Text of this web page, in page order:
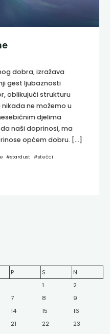
dobra, izražava
gest ljubaznosti
oblikujući strukturu
ne možemo u
djelima
naši doprinosi, ma
općem dobru. […]
#stardust #stećci
P S
N
1
2
7 8
9
14 15
16
21 22
23